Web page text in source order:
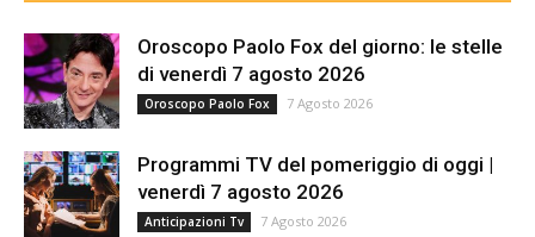
Oroscopo Paolo Fox del giorno: le stelle
di venerdì 7 agosto 2026
Oroscopo Paolo Fox 7 Agosto 2026
Programmi TV del pomeriggio di oggi |
venerdì 7 agosto 2026
Anticipazioni Tv 7 Agosto 2026